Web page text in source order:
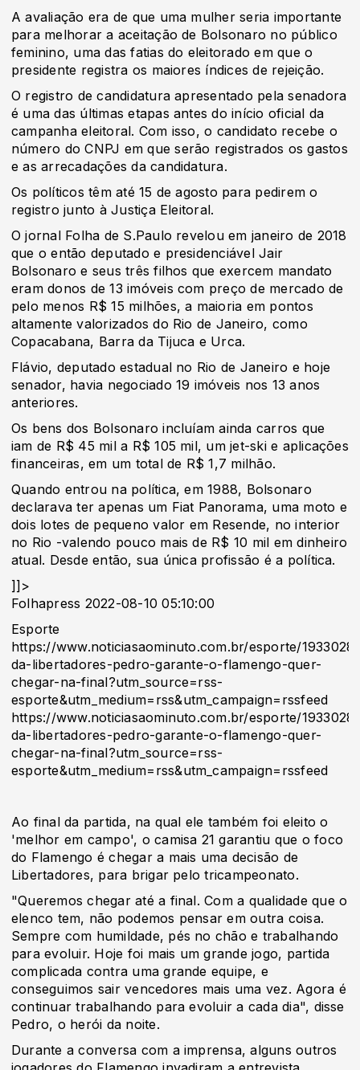
A avaliação era de que uma mulher seria importante
para melhorar a aceitação de Bolsonaro no público
feminino, uma das fatias do eleitorado em que o
presidente registra os maiores índices de rejeição.
O registro de candidatura apresentado pela senadora
é uma das últimas etapas antes do início oficial da
campanha eleitoral. Com isso, o candidato recebe o
número do CNPJ em que serão registrados os gastos
e as arrecadações da candidatura.
Os políticos têm até 15 de agosto para pedirem o
registro junto à Justiça Eleitoral.
O jornal Folha de S.Paulo revelou em janeiro de 2018
que o então deputado e presidenciável Jair
Bolsonaro e seus três filhos que exercem mandato
eram donos de 13 imóveis com preço de mercado de
pelo menos R$ 15 milhões, a maioria em pontos
altamente valorizados do Rio de Janeiro, como
Copacabana, Barra da Tijuca e Urca.
Flávio, deputado estadual no Rio de Janeiro e hoje
senador, havia negociado 19 imóveis nos 13 anos
anteriores.
Os bens dos Bolsonaro incluíam ainda carros que
iam de R$ 45 mil a R$ 105 mil, um jet-ski e aplicações
financeiras, em um total de R$ 1,7 milhão.
Quando entrou na política, em 1988, Bolsonaro
declarava ter apenas um Fiat Panorama, uma moto e
dois lotes de pequeno valor em Resende, no interior
no Rio -valendo pouco mais de R$ 10 mil em dinheiro
atual. Desde então, sua única profissão é a política.
]]>
Folhapress 2022-08-10 05:10:00
Esporte
https://www.noticiasaominuto.com.br/esporte/
da-libertadores-pedro-garante-o-flamengo-quer-
chegar-na-final?utm_source=rss-
esporte&utm_medium=rss&utm_campaign=rssfeed
https://www.noticiasaominuto.com.br/esporte/
da-libertadores-pedro-garante-o-flamengo-quer-
chegar-na-final?utm_source=rss-
esporte&utm_medium=rss&utm_campaign=rssfeed
Ao final da partida, na qual ele também foi eleito o
'melhor em campo', o camisa 21 garantiu que o foco
do Flamengo é chegar a mais uma decisão de
Libertadores, para brigar pelo tricampeonato.
"Queremos chegar até a final. Com a qualidade que o
elenco tem, não podemos pensar em outra coisa.
Sempre com humildade, pés no chão e trabalhando
para evoluir. Hoje foi mais um grande jogo, partida
complicada contra uma grande equipe, e
conseguimos sair vencedores mais uma vez. Agora é
continuar trabalhando para evoluir a cada dia", disse
Pedro, o herói da noite.
Durante a conversa com a imprensa, alguns outros